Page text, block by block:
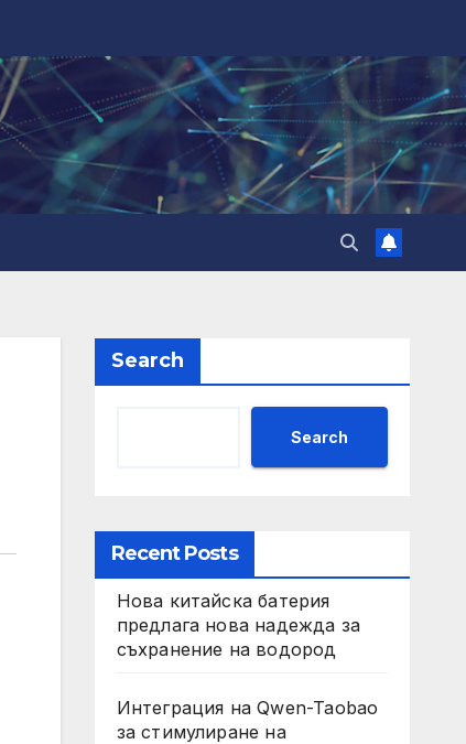
Search
Search
Recent Posts
Нова китайска батерия
предлага нова надежда за
съхранение на водород
Интеграция на Qwen-Taobao
за стимулиране на